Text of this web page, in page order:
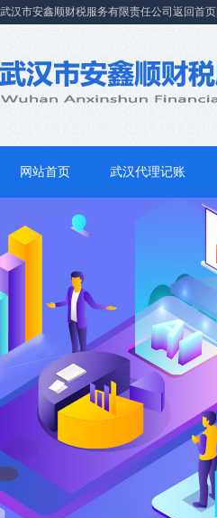
武汉市安鑫顺财税服务有限责任公司返回首页|
网站首页 武汉代理记账
联系我们